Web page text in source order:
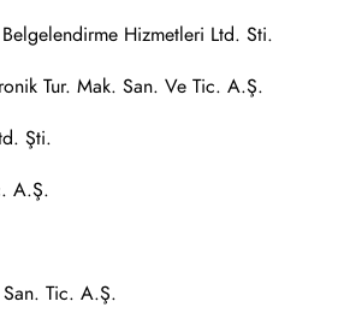
Hizmetleri Ltd. Sti.
Tur. Mak. San. Ve Tic. A.Ş.
Şti.
A.Ş.
Tic. A.Ş.